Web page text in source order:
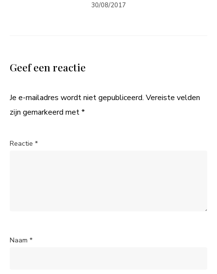
30/08/2017
Geef een reactie
Je e-mailadres wordt niet gepubliceerd. Vereiste velden
zijn gemarkeerd met*
Reactie *
Naam *